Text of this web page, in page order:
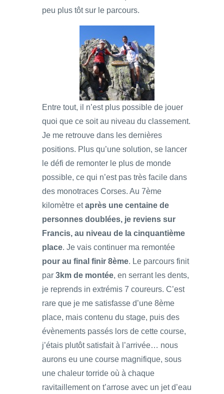
peu plus tôt sur le parcours.
Entre tout, il n’est plus possible de jouer
quoi que ce soit au niveau du classement.
Je me retrouve dans les dernières
positions. Plus qu’une solution, se lancer
le défi de remonter le plus de monde
possible, ce qui n’est pas très facile dans
des monotraces Corses. Au 7ème
kilomètre etaprès une centaine de
personnes doublées, je reviens sur
Francis, au niveau de la cinquantième
place. Je vais continuer ma remontée
pour au final finir 8ème. Le parcours finit
par 3km de montée, en serrant les dents,
je reprends in extrémis 7 coureurs. C’est
rare que je me satisfasse d’une 8ème
place, mais contenu du stage, puis des
évènements passés lors de cette course,
j’étais plutôt satisfait à l’arrivée… nous
aurons eu une course magnifique, sous
une chaleur torride où à chaque
ravitaillement on t’arrose avec un jet d’eau